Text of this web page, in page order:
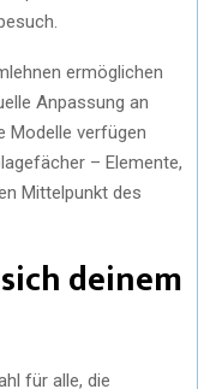
ermöglichen
Anpassung an
Modelle verfügen
– Elemente,
Mittelpunkt des
deinem
für alle, die